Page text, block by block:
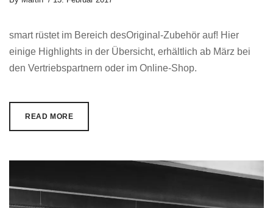
smart rüstet im Bereich desOriginal-Zubehör auf! Hier
einige Highlights in der Übersicht, erhältlich ab März bei
den Vertriebspartnern oder im Online-Shop.
READ MORE